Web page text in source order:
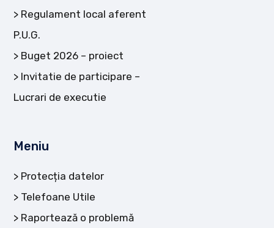
Regulament local aferent
P.U.G.
Buget 2026 – proiect
Invitatie de participare –
Lucrari de executie
Meniu
Protecția datelor
Telefoane Utile
Raportează o problemă